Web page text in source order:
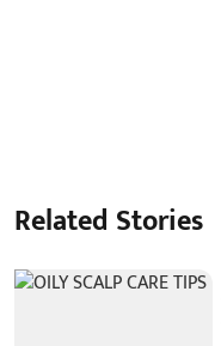
Related Stories